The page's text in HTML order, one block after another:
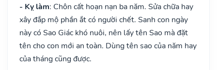
- Kỵ làm: Chôn cất hoạn nạn ba năm. Sửa chữa hay
xây đắp mộ phần ắt có người chết. Sanh con ngày
này có Sao Giác khó nuôi, nên lấy tên Sao mà đặt
tên cho con mới an toàn. Dùng tên sao của năm hay
của tháng cũng được.